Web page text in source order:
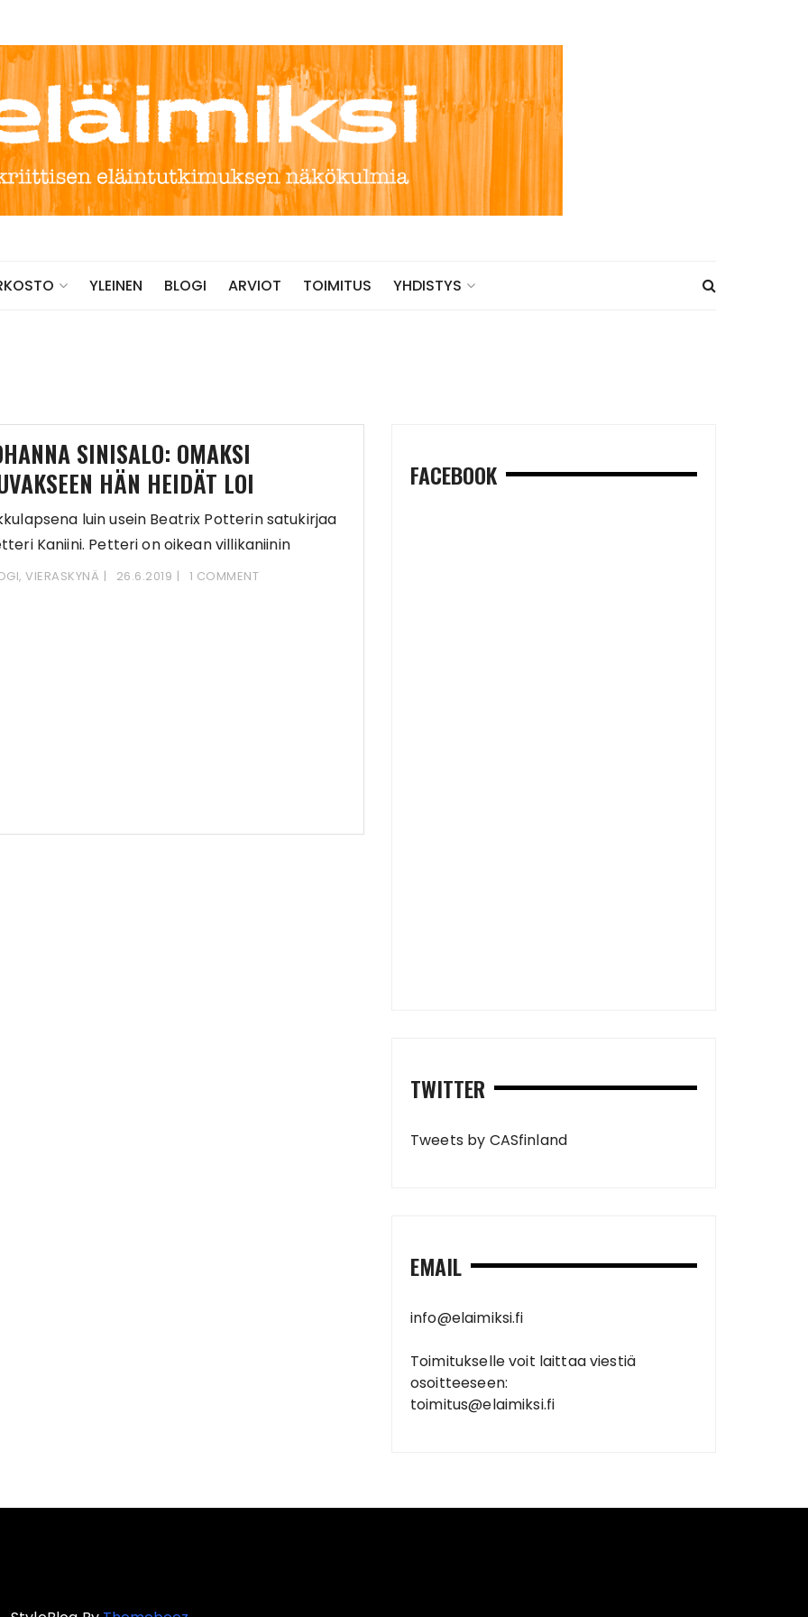
YLEINEN BLOGI ARVIOT TOIMITUS YHDISTYS
SINISALO: OMAKSI
HÄN HEIDÄT LOI
luin usein Beatrix Potterin satukirjaa
Kaniini. Petteri on oikean villikaniinin
ja kokoinen,
,VIERASKYNÄ 26.6.2019 1 COMMENT
FACEBOOK
TWITTER
Tweets by CASfinland
EMAIL
info@elaimiksi.fi
Toimitukselle voit laittaa viestiä
osoitteeseen:
toimitus@elaimiksi.fi